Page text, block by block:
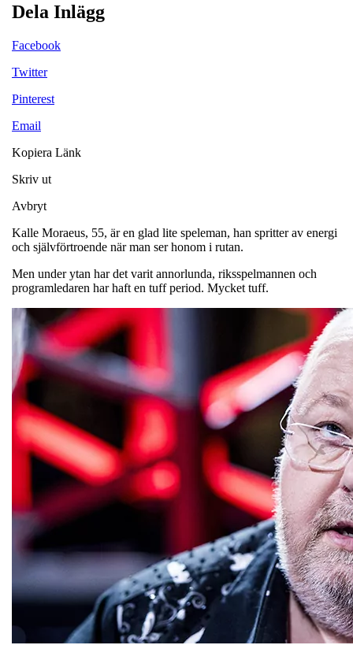
Dela Inlägg
Facebook
Twitter
Pinterest
Email
Kopiera Länk
Skriv ut
Avbryt
Kalle Moraeus, 55, är en glad lite speleman, han spritter av energi
och självförtroende när man ser honom i rutan.
Men under ytan har det varit annorlunda, riksspelmannen och
programledaren har haft en tuff period. Mycket tuff.